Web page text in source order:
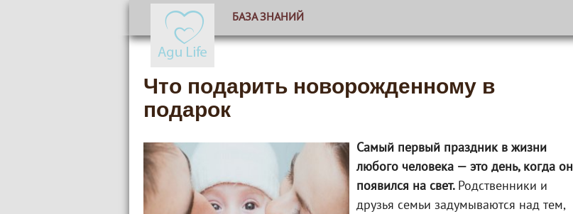
БАЗА ЗНАНИЙ
Что подарить новорожденному в
подарок
Самый первый праздник в жизни
любого человека — это день, когда он
появился на свет. Родственники и
друзья семьи задумываются над тем,